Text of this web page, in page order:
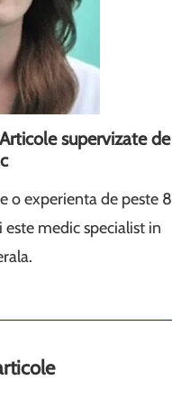
supervizate de
o experienta de peste 8
este medic specialist in